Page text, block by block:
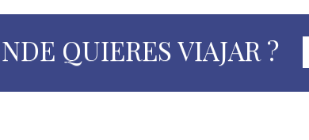
QUIERES VIAJAR ?